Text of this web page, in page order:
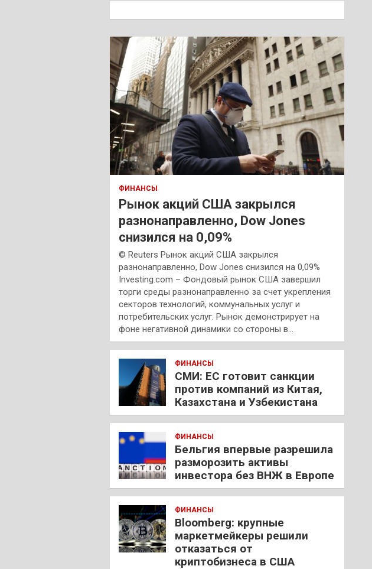
к
ФИНАНСЫ
Рынок акций США закрылся
разнонаправленно, Dow Jones
снизился на 0,09%
© Reuters Рынок акций США закрылся
разнонаправленно, Dow Jones снизился на 0,09%
Investing.com – Фондовый рынок США завершил
торги среды разнонаправленно за счет укрепления
секторов технологий, коммунальных услуг и
потребительских услуг. Рынок демонстрирует на
фоне негативной динамики со стороны в…
ФИНАНСЫ
СМИ: ЕС готовит санкции
против компаний из Китая,
Казахстана и Узбекистана
ФИНАНСЫ
Бельгия впервые разрешила
разморозить активы
инвестора без ВНЖ в Европе
ФИНАНСЫ
Bloomberg: крупные
маркетмейкеры решили
отказаться от
криптобизнеса в США